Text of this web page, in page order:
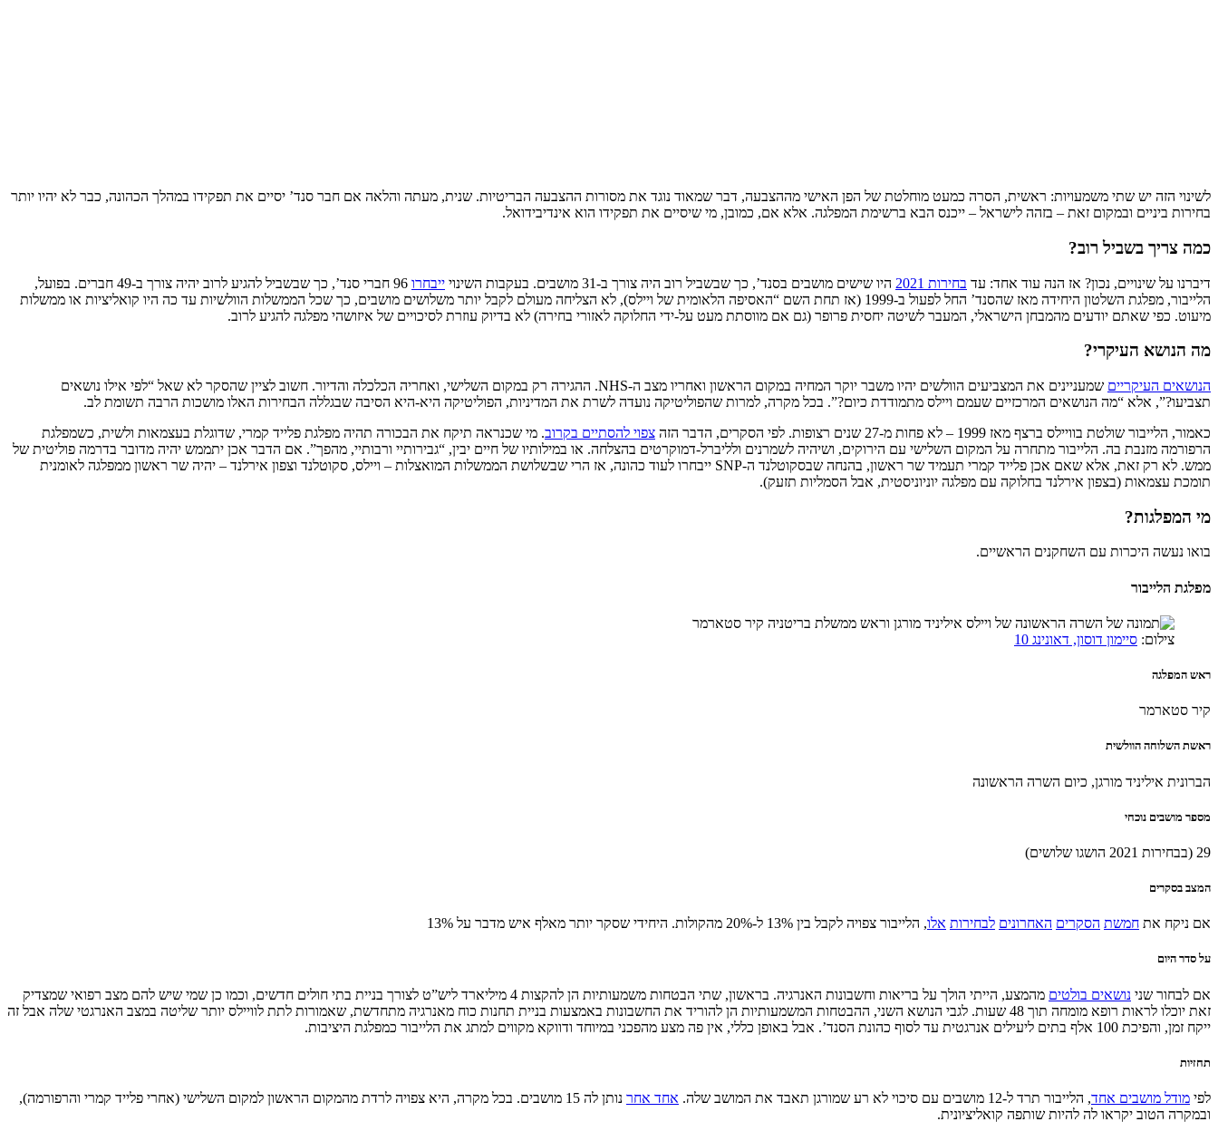
לשינוי הזה יש שתי משמעויות: ראשית, הסרה כמעט מוחלטת של הפן האישי מההצבעה, דבר שמאוד נוגד את מסורות ההצבעה הבריטיות. שנית, מעתה והלאה אם חבר סנד’ יסיים את תפקידו במהלך הכהונה, כבר לא יהיו יותר
בחירות ביניים ובמקום זאת – בזהה לישראל – ייכנס הבא ברשימת המפלגה. אלא אם, כמובן, מי שיסיים את תפקידו הוא אינדיבידואל.
כמה צריך בשביל רוב?
דיברנו על שינויים, נכון? אז הנה עוד אחד: עד בחירות 2021 היו שישים מושבים בסנד’, כך שבשביל רוב היה צורך ב-31 מושבים. בעקבות השינוי ייבחרו
96 חברי סנד’, כך שבשביל להגיע לרוב יהיה צורך ב-49 חברים. בפועל,
הלייבור, מפלגת השלטון היחידה מאז שהסנד’ החל לפעול ב-1999 (אז תחת השם “האסיפה הלאומית של ויילס), לא הצליחה מעולם לקבל יותר משלושים מושבים, כך שכל הממשלות הוולשיות עד כה היו קואליציות או ממשלות
מיעוט. כפי שאתם יודעים מהמבחן הישראלי, המעבר לשיטה יחסית פרופר (גם אם מווסתת מעט על-ידי החלוקה לאזורי בחירה) לא בדיוק עוזרת לסיכויים של איזושהי מפלגה להגיע לרוב.
מה הנושא העיקרי?
הנושאים העיקריים
שמעניינים את המצביעים הוולשים יהיו משבר יוקר המחיה במקום הראשון ואחריו מצב ה-NHS. ההגירה רק במקום השלישי, ואחריה הכלכלה והדיור. חשוב לציין שהסקר לא שאל “לפי אילו נושאים
תצביעו?”, אלא “מה הנושאים המרכזיים שעמם ויילס מתמודדת כיום?”. בכל מקרה, למרות שהפוליטיקה נועדה לשרת את המדיניות, הפוליטיקה היא-היא הסיבה שבגללה הבחירות האלו מושכות הרבה תשומת לב.
כאמור, הלייבור שולטת בוויילס ברצף מאז 1999 – לא פחות מ-27 שנים רצופות. לפי הסקרים, הדבר הזה
צפוי להסתיים בקרוב. מי שכנראה תיקח את הבכורה תהיה מפלגת פלייד קמרי, שדוגלת בעצמאות ולשית, כשמפלגת
הרפורמה מזנבת בה. הלייבור מתחרה על המקום השלישי עם הירוקים, ושיהיה לשמרנים ולליברל-דמוקרטים בהצלחה. או במילותיו של חיים יבין, “גבירותיי ורבותיי, מהפך”. אם הדבר אכן יתממש יהיה מדובר בדרמה פוליטית של
ממש. לא רק זאת, אלא שאם אכן פלייד קמרי תעמיד שר ראשון, בהנחה שבסקוטלנד ה-SNP ייבחרו לעוד כהונה, אז הרי שבשלושת הממשלות המואצלות – ויילס, סקוטלנד וצפון אירלנד – יהיה שר ראשון ממפלגה לאומנית
תומכת עצמאות (בצפון אירלנד בחלוקה עם מפלגה יוניוניסטית, אבל הסמליות תזעק).
מי המפלגות?
בואו נעשה היכרות עם השחקנים הראשיים.
מפלגת הלייבור
צילום: סיימון דוסון, דאונינג 10
ראש המפלגה
קיר סטארמר
ראשת השלוחה הוולשית
הברונית איליניד מורגן, כיום השרה הראשונה
מספר מושבים נוכחי
29 (בבחירות 2021 הושגו שלושים)
המצב בסקרים
אם ניקח את חמשת הסקרים האחרונים לבחירות אלו, הלייבור צפויה לקבל בין 13% ל-20% מהקולות. היחידי שסקר יותר מאלף איש מדבר על 13%
על סדר היום
אם לבחור שני נושאים בולטים
מהמצע, הייתי הולך על בריאות וחשבונות האנרגיה. בראשון, שתי הבטחות משמעותיות הן להקצות 4 מיליארד ליש”ט לצורך בניית בתי חולים חדשים, וכמו כן שמי שיש להם מצב רפואי שמצדיק
זאת יוכלו לראות רופא מומחה תוך 48 שעות. לגבי הנושא השני, ההבטחות המשמעותיות הן להוריד את החשבונות באמצעות בניית תחנות כוח מאנרגיה מתחדשת, שאמורות לתת לוויילס יותר שליטה במצב האנרגטי שלה אבל זה
ייקח זמן, והפיכת 100 אלף בתים ליעילים אנרגטית עד לסוף כהונת הסנד’. אבל באופן כללי, אין פה מצע מהפכני במיוחד ודווקא מקווים למתג את הלייבור כמפלגת היציבות.
תחזיות
לפי מודל מושבים אחד, הלייבור תרד ל-12 מושבים עם סיכוי לא רע שמורגן תאבד את המושב שלה. אחד אחר
נותן לה 15 מושבים. בכל מקרה, היא צפויה לרדת מהמקום הראשון למקום השלישי (אחרי פלייד קמרי והרפורמה),
ובמקרה הטוב יקראו לה להיות שותפה קואליציונית.